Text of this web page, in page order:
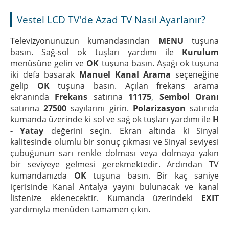
Vestel LCD TV'de Azad TV Nasıl Ayarlanır?
Televizyonunuzun kumandasından MENU tuşuna
basın. Sağ-sol ok tuşları yardımı ile Kurulum
menüsüne gelin ve OK tuşuna basın. Aşağı ok tuşuna
iki defa basarak Manuel Kanal Arama seçeneğine
gelip OKtuşuna basın. Açılan frekans arama
ekranında Frekans satırına 11175, Sembol Oranı
satırına27500 sayılarını girin. Polarizasyon satırıda
kumanda üzerinde ki sol ve sağ ok tuşları yardımı ile H
- Yatay değerini seçin. Ekran altında ki Sinyal
kalitesinde olumlu bir sonuç çıkması ve Sinyal seviyesi
çubuğunun sarı renkle dolması veya dolmaya yakın
bir seviyeye gelmesi gerekmektedir. Ardından TV
kumandanızda OKtuşuna basın. Bir kaç saniye
içerisinde Kanal Antalya yayını bulunacak ve kanal
listenize eklenecektir. Kumanda üzerindeki EXIT
yardımıyla menüden tamamen çıkın.